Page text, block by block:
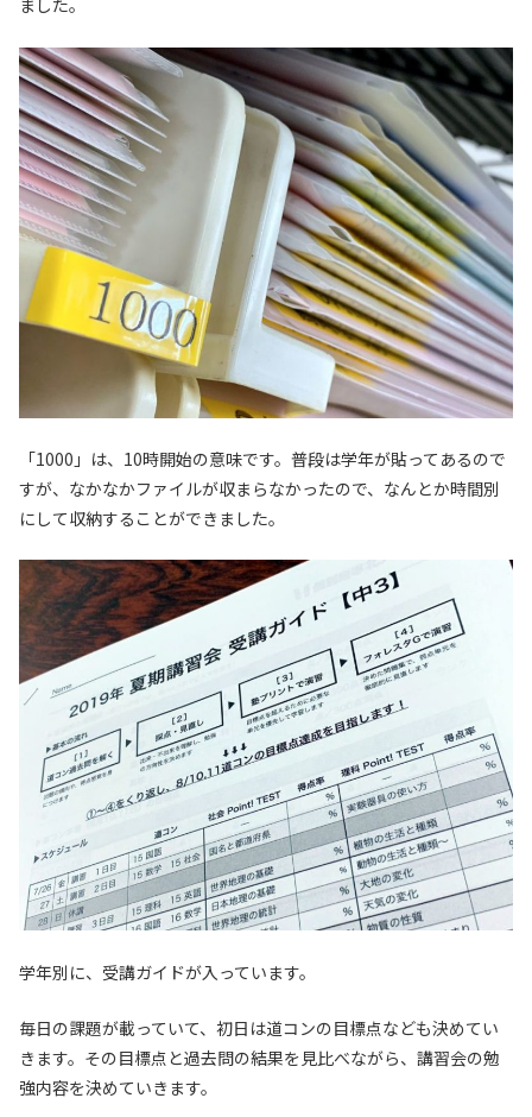
ました。
「1000」は、10時開始の意味です。普段は学年が貼ってあるので
すが、なかなかファイルが収まらなかったので、なんとか時間別
にして収納することができました。
学年別に、受講ガイドが入っています。
毎日の課題が載っていて、初日は道コンの目標点なども決めてい
きます。その目標点と過去問の結果を見比べながら、講習会の勉
強内容を決めていきます。